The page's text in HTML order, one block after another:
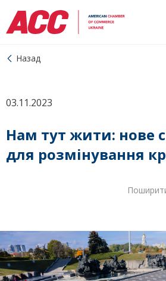
Назад
03.11.2023
Нам тут жити: нове
для розмінування